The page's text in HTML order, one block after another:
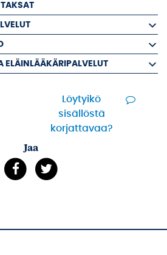
ELÄINLÄÄKÄRIPALVELUT
Löytyikö
sisällöstä
korjattavaa?
Jaa